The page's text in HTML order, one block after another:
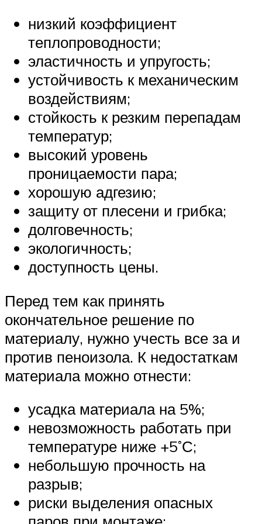
низкий коэффициент
теплопроводности;
эластичность и упругость;
устойчивость к механическим
воздействиям;
стойкость к резким перепадам
температур;
высокий уровень
проницаемости пара;
хорошую адгезию;
защиту от плесени и грибка;
долговечность;
экологичность;
доступность цены.
Перед тем как принять
окончательное решение по
материалу, нужно учесть все за и
против пеноизола. К недостаткам
материала можно отнести:
усадка материала на 5%;
невозможность работать при
температуре ниже +5˚С;
небольшую прочность на
разрыв;
риски выделения опасных